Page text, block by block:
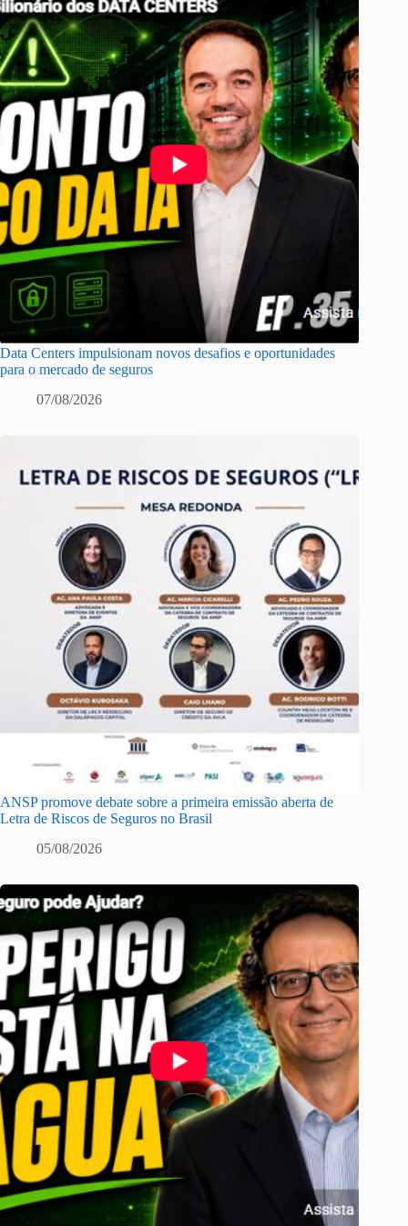
Data Centers impulsionam novos desafios e oportunidades
para o mercado de seguros
07/08/2026
ANSP promove debate sobre a primeira emissão aberta de
Letra de Riscos de Seguros no Brasil
05/08/2026